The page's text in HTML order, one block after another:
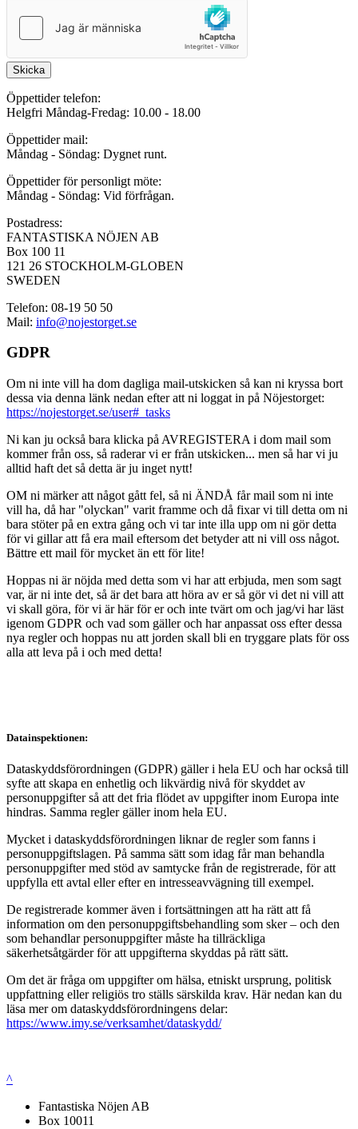
Skicka
Öppettider telefon:
Helgfri Måndag-Fredag: 10.00 - 18.00
Öppettider mail:
Måndag - Söndag: Dygnet runt.
Öppettider för personligt möte:
Måndag - Söndag: Vid förfrågan.
Postadress:
FANTASTISKA NÖJEN AB
Box 100 11
121 26 STOCKHOLM-GLOBEN
SWEDEN
Telefon: 08-19 50 50
Mail: info@nojestorget.se
GDPR
Om ni inte vill ha dom dagliga mail-utskicken så kan ni kryssa bort
dessa via denna länk nedan efter att ni loggat in på Nöjestorget:
https://nojestorget.se/user#_tasks
Ni kan ju också bara klicka på AVREGISTERA i dom mail som
kommer från oss, så raderar vi er från utskicken... men så har vi ju
alltid haft det så detta är ju inget nytt!
OM ni märker att något gått fel, så ni ÄNDÅ får mail som ni inte
vill ha, då har "olyckan" varit framme och då fixar vi till detta om ni
bara stöter på en extra gång och vi tar inte illa upp om ni gör detta
för vi gillar att få era mail eftersom det betyder att ni vill oss något.
Bättre ett mail för mycket än ett för lite!
Hoppas ni är nöjda med detta som vi har att erbjuda, men som sagt
var, är ni inte det, så är det bara att höra av er så gör vi det ni vill att
vi skall göra, för vi är här för er och inte tvärt om och jag/vi har läst
igenom GDPR och vad som gäller och har anpassat oss efter dessa
nya regler och hoppas nu att jorden skall bli en tryggare plats för oss
alla att leva på i och med detta!
Datainspektionen:
Dataskyddsförordningen (GDPR) gäller i hela EU och har också till
syfte att skapa en enhetlig och likvärdig nivå för skyddet av
personuppgifter så att det fria flödet av uppgifter inom Europa inte
hindras. Samma regler gäller inom hela EU.
Mycket i dataskyddsförordningen liknar de regler som fanns i
personuppgiftslagen. På samma sätt som idag får man behandla
personuppgifter med stöd av samtycke från de registrerade, för att
uppfylla ett avtal eller efter en intresseavvägning till exempel.
De registrerade kommer även i fortsättningen att ha rätt att få
information om den personuppgiftsbehandling som sker – och den
som behandlar personuppgifter måste ha tillräckliga
säkerhetsåtgärder för att uppgifterna skyddas på rätt sätt.
Om det är fråga om uppgifter om hälsa, etniskt ursprung, politisk
uppfattning eller religiös tro ställs särskilda krav. Här nedan kan du
läsa mer om dataskyddsförordningens delar:
https://www.imy.se/verksamhet/dataskydd/
^
Fantastiska Nöjen AB
Box 10011